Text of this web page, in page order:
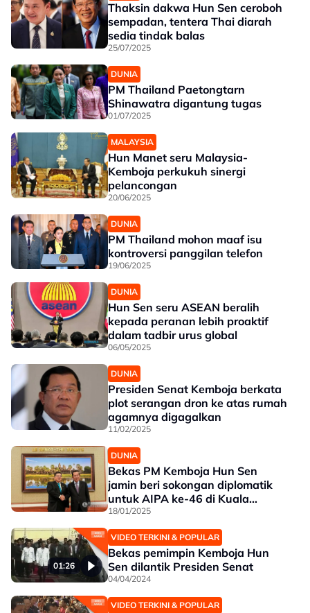
Thaksin dakwa Hun Sen ceroboh
sempadan, tentera Thai diarah
sedia tindak balas
25/07/2025
DUNIA
PM Thailand Paetongtarn
Shinawatra digantung tugas
01/07/2025
MALAYSIA
Hun Manet seru Malaysia-
Kemboja perkukuh sinergi
pelancongan
20/06/2025
DUNIA
PM Thailand mohon maaf isu
kontroversi panggilan telefon
19/06/2025
DUNIA
Hun Sen seru ASEAN beralih
kepada peranan lebih proaktif
dalam tadbir urus global
06/05/2025
DUNIA
Presiden Senat Kemboja berkata
plot serangan dron ke atas rumah
agamnya digagalkan
11/02/2025
DUNIA
Bekas PM Kemboja Hun Sen
jamin beri sokongan diplomatik
untuk AIPA ke-46 di Kuala
Lumpur
18/01/2025
01:26
VIDEO TERKINI & POPULAR
Bekas pemimpin Kemboja Hun
Sen dilantik Presiden Senat
04/04/2024
VIDEO TERKINI & POPULAR